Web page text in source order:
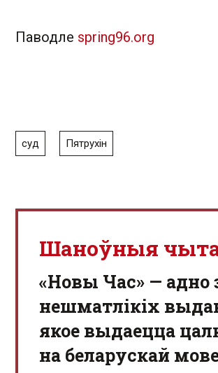
Паводле spring96.org
суд Пятрухін
Шаноўныя
«Новы Час» — адно
нешматлікіх
якое выдаецца
на беларускай